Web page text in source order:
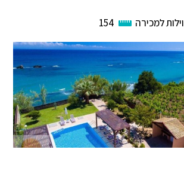
וילות למכירה 154